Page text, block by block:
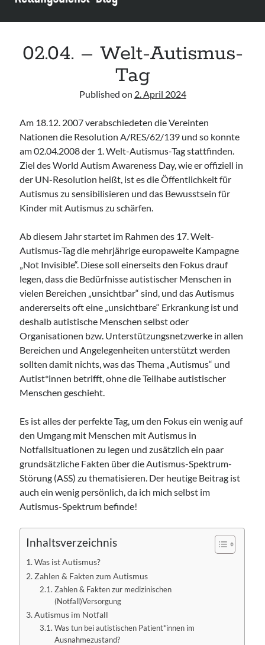
Leitlinie „Management of Hypercalcaemia in Adult Patients in the
Emergency Department“ der IAEM
Leitlinie „Management of brief resolved unexplained events (BRUE) in
02.04. – Welt-Autismus-
Tag
Published on 2. April 2024
Am 18.12. 2007 verabschiedeten die Vereinten
Nationen die Resolution A/RES/62/139 und so konnte
am 02.04.2008 der 1. Welt-Autismus-Tag stattfinden.
Ziel des World Autism Awareness Day, wie er offiziell in
der UN-Resolution heißt, ist es die Öffentlichkeit für
Autismus zu sensibilisieren und das Bewusstsein für
Kinder mit Autismus zu schärfen.
Ab diesem Jahr startet im Rahmen des 17. Welt-
Autismus-Tag die mehrjährige europaweite Kampagne
„Not Invisible“. Diese soll einerseits den Fokus drauf
legen, dass die Bedürfnisse autistischer Menschen in
vielen Bereichen „unsichtbar“ sind, und das Autismus
andererseits oft eine „unsichtbare“ Erkrankung ist und
deshalb autistische Menschen selbst oder
Organisationen bzw. Unterstützungsnetzwerke in allen
Bereichen und Angelegenheiten unterstützt werden
sollten damit nichts, was das Thema „Autismus“ und
Autist*innen betrifft, ohne die Teilhabe autistischer
Menschen geschieht.
Es ist alles der perfekte Tag, um den Fokus ein wenig auf
den Umgang mit Menschen mit Autismus in
Notfallsituationen zu legen und zusätzlich ein paar
grundsätzliche Fakten über die Autismus-Spektrum-
Störung (ASS) zu thematisieren. Der heutige Beitrag ist
auch ein wenig persönlich, da ich mich selbst im
Autismus-Spektrum befinde!
Inhaltsverzeichnis
Was ist Autismus?
Zahlen & Fakten zum Autismus
Zahlen & Fakten zur medizinischen
(Notfall)Versorgung
Autismus im Notfall
Was tun bei autistischen Patient*innen im
Ausnahmezustand?